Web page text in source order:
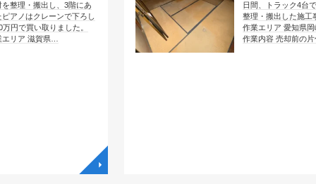
、3階にあ
ンで下ろし
りました。
…
日間、トラック4台で全部屋を
整理・搬出した施工事例です。
作業エリア 愛知県岡崎市大西
作業内容 売却前の片付け …